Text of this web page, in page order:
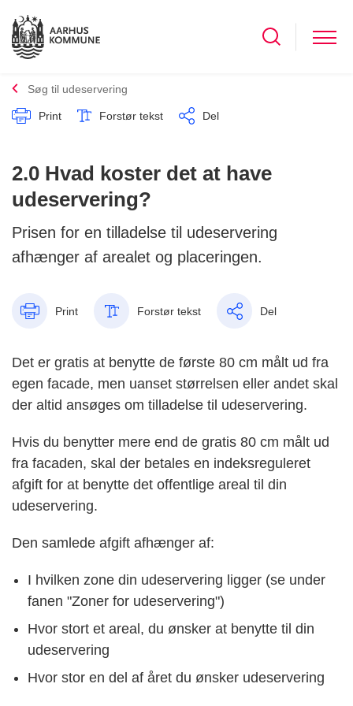
Søg til udeservering
Print Forstør tekst Del
2.0 Hvad koster det at have
udeservering?
Prisen for en tilladelse til udeservering
afhænger af arealet og placeringen.
Print Forstør tekst Del
Det er gratis at benytte de første 80 cm målt ud fra
egen facade, men uanset størrelsen eller andet skal
der altid ansøges om tilladelse til udeservering.
Hvis du benytter mere end de gratis 80 cm målt ud
fra facaden, skal der betales en indeksreguleret
afgift for at benytte det offentlige areal til din
udeservering.
Den samlede afgift afhænger af:
I hvilken zone din udeservering ligger (se under
fanen "Zoner for udeservering")
Hvor stort et areal, du ønsker at benytte til din
udeservering
Hvor stor en del af året du ønsker udeservering